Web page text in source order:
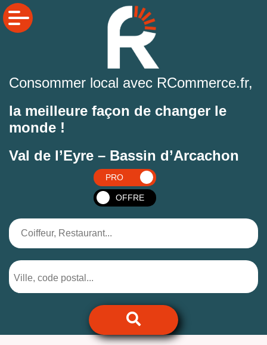
Consommer local avec RCommerce.fr,
la meilleure façon de changer le
monde !
Val de l’Eyre – Bassin d’Arcachon
PRO
OFFRE